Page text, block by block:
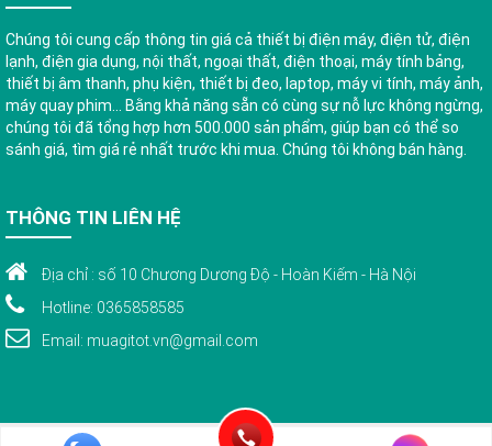
Chúng tôi cung cấp thông tin giá cả thiết bị điện máy, điện tử, điện
lạnh, điện gia dụng, nội thất, ngoại thất, điện thoại, máy tính bảng,
thiết bị âm thanh, phụ kiện, thiết bị đeo, laptop, máy vi tính, máy ảnh,
máy quay phim... Bằng khả năng sẵn có cùng sự nỗ lực không ngừng,
chúng tôi đã tổng hợp hơn 500.000 sản phẩm, giúp bạn có thể so
sánh giá, tìm giá rẻ nhất trước khi mua. Chúng tôi không bán hàng.
THÔNG TIN LIÊN HỆ
Địa chỉ : số 10 Chương Dương Độ - Hoàn Kiếm - Hà Nội
Hotline: 0365858585
Email: muagitot.vn@gmail.com